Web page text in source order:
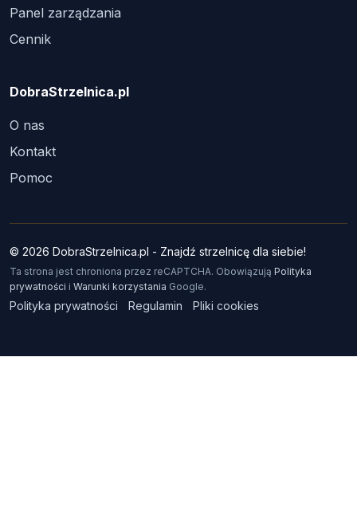
Panel zarządzania
Cennik
DobraStrzelnica.pl
O nas
Kontakt
Pomoc
© 2026 DobraStrzelnica.pl - Znajdź strzelnicę dla siebie!
Ta strona jest chroniona przez reCAPTCHA. Obowiązują Polityka
prywatności i Warunki korzystania Google.
Polityka prywatności Regulamin Pliki cookies